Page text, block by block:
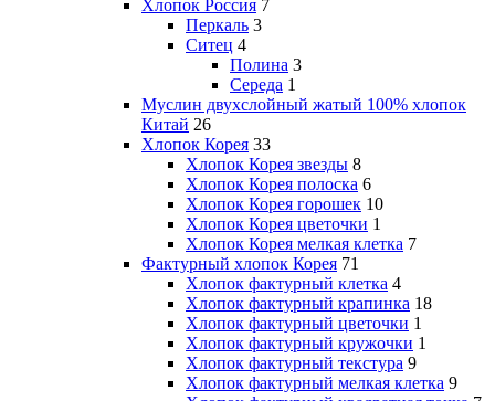
Хлопок Россия 7
Перкаль 3
Ситец 4
Полина 3
Середа 1
Муслин двухслойный жатый 100% хлопок
Китай 26
Хлопок Корея 33
Хлопок Корея звезды 8
Хлопок Корея полоска 6
Хлопок Корея горошек 10
Хлопок Корея цветочки 1
Хлопок Корея мелкая клетка 7
Фактурный хлопок Корея 71
Хлопок фактурный клетка 4
Хлопок фактурный крапинка 18
Хлопок фактурный цветочки 1
Хлопок фактурный кружочки 1
Хлопок фактурный текстура 9
Хлопок фактурный мелкая клетка 9